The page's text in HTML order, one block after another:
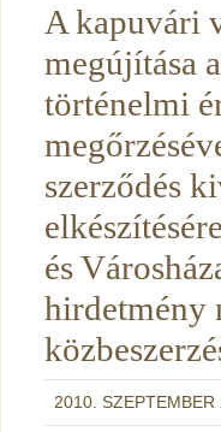
A kapuvári
megújítása
történelmi
szerződés
és
hirdetmény
2010. SZEPTEMBER